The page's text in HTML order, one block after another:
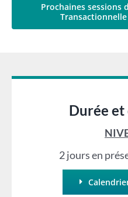
Prochaines sessions
Durée
2 jours en